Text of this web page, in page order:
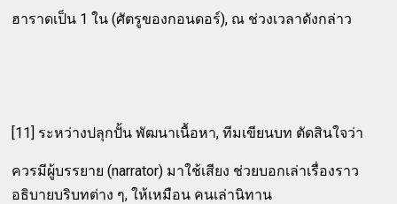
ฮาราดเป็น 1 ใน (ศัตรูของกอนดอร์), ณ ช่วงเวลาดังกล่าว
[11] ระหว่างปลุกปั้น พัฒนาเนื้อหา, ทีมเขียนบท ตัดสินใจว่า
ควรมีผู้บรรยาย (narrator) มาใช้เสียง ช่วยบอกเล่าเรื่องราว
อธิบายบริบทต่าง ๆ, ให้เหมือน คนเล่านิทาน